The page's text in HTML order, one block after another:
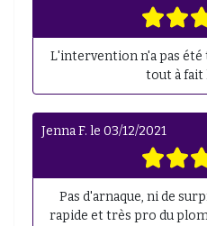
L'intervention n'a pas
tout à fait
Jenna F. le 03/12/2021
Pas d'arnaque, ni de
rapide et très pro du